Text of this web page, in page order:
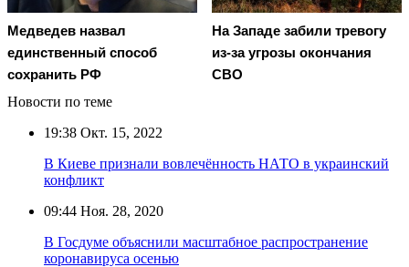
Медведев назвал
единственный способ
сохранить РФ
На Западе забили тревогу
из-за угрозы окончания
СВО
Новости по теме
19:38 Окт. 15, 2022
В Киеве признали вовлечённость НАТО в украинский
конфликт
09:44 Ноя. 28, 2020
В Госдуме объяснили масштабное распространение
коронавируса осенью